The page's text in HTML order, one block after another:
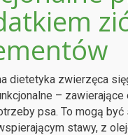
dietetyka zwierzęca
–
psa. To mogą być
stawy, z